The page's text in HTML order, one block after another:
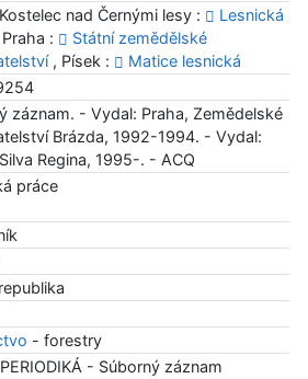
nad Černými lesy :
Lesnická
:
Státní zemědělské
, Písek :
Matice lesnická
záznam. - Vydal: Praha, Zemědelské
Brázda, 1992-1994. - Vydal:
Regina, 1995-. - ACQ
práce
- forestry
- Súborný záznam